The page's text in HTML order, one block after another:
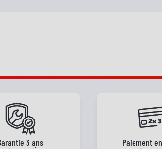
3 ans Paiement